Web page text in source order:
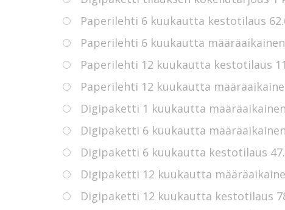
Paperilehti 6 kuukautta kestotilaus
Paperilehti 6 kuukautta
Paperilehti 12 kuukautta kestotilaus
Paperilehti 12 kuukautta
Digipaketti 1 kuukautta
Digipaketti 6 kuukautta
Digipaketti 6 kuukautta kestotilaus
Digipaketti 12 kuukautta
Digipaketti 12 kuukautta kestotilaus